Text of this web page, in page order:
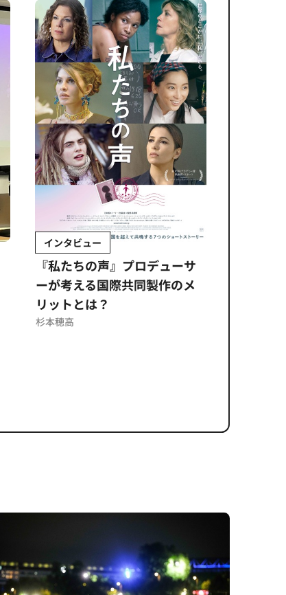
インタビュー
『私たちの声』プロデューサ
ーが考える国際共同製作のメ
リットとは？
杉本穂高